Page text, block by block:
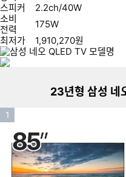
스피커
2.2ch/40W
소비
전력
175W
최저가
1,910,270원
23년형 삼성 네
인
순
위
1